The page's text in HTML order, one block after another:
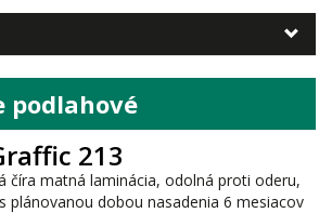
podlahové
213
číra matná laminácia, odolná proti oderu,
plánovanou dobou nasadenia 6 mesiacov